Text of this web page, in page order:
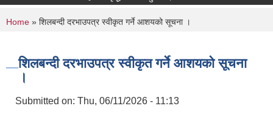
You are here
Home » शिलबन्दी दरभाउपत्र स्वीकृत गर्ने आशयको सूचना ।
शिलबन्दी दरभाउपत्र स्वीकृत गर्ने आशयको सूचना
।
Submitted on: Thu, 06/11/2026 - 11:13